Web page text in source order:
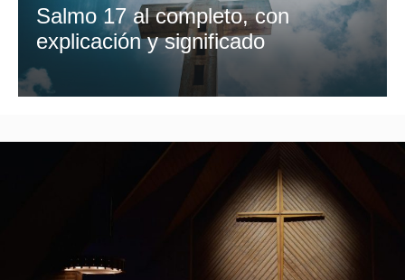
Salmo 17 al completo, con
explicación y significado